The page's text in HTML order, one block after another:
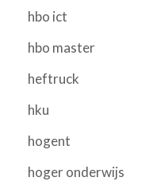
hbo ict
hbo master
heftruck
hku
hogent
hoger onderwijs